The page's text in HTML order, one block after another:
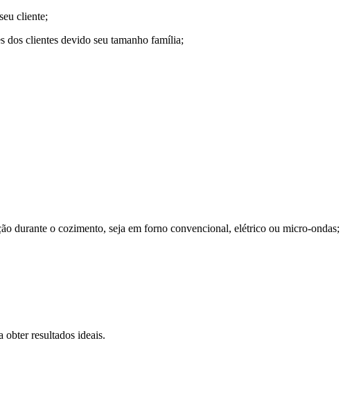
cliente;
dos clientes devido seu tamanho família;
durante o cozimento, seja em forno convencional, elétrico ou micro-ondas;
resultados ideais.